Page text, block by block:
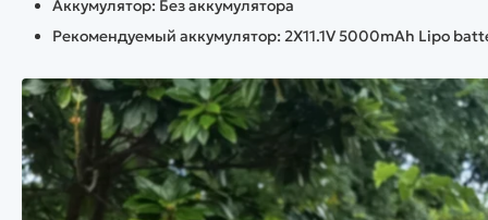
Аккумулятор: Без аккумулятора
Рекомендуемый аккумулятор: 2X11.1V 5000mAh Lipo